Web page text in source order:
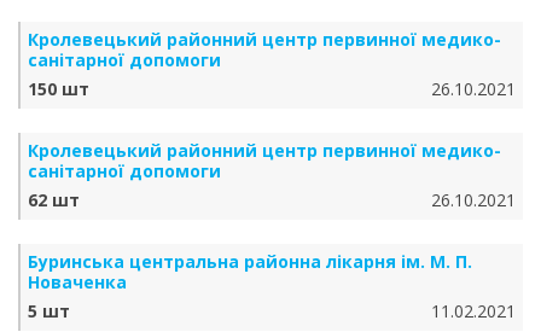
Кролевецький районний центр первинної медико-
санітарної допомоги
150 шт
26.10.2021
Кролевецький районний центр первинної медико-
санітарної допомоги
62 шт
26.10.2021
Буринська центральна районна лікарня ім. М. П.
Новаченка
5 шт
11.02.2021